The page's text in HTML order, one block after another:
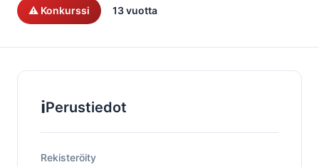
⚠️ Konkurssi 13 vuotta
ℹ️Perustiedot
Rekisteröity